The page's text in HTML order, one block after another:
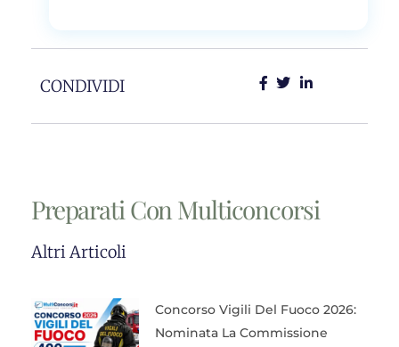
CONDIVIDI
Preparati Con Multiconcorsi
Altri Articoli
Concorso Vigili Del Fuoco 2026:
Nominata La Commissione